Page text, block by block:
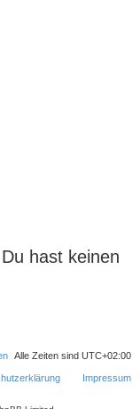
hast keinen
Alle Zeiten sind UTC+02:00
Impressum